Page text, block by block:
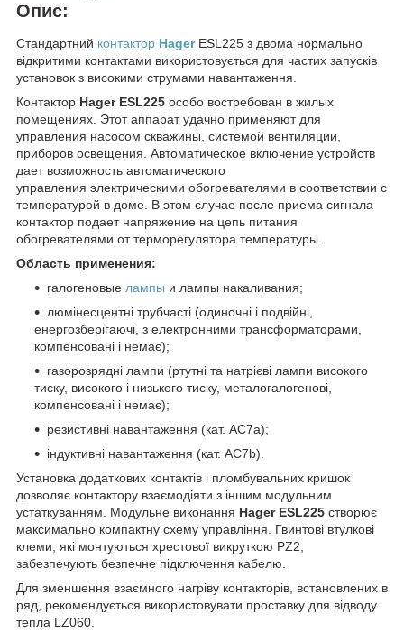
Опис:
Стандартний контактор HagerESL225 з двома нормально
відкритими контактами використовується для частих запусків
установок з високими струмами навантаження.
Контактор Hager ESL225 особо востребован в жилых
помещениях. Этот аппарат удачно применяют для
управления насосом скважины, системой вентиляции,
приборов освещения. Автоматическое включение устройств
дает возможность автоматического
управления электрическими обогревателями в соответствии с
температурой в доме. В этом случае после приема сигнала
контактор подает напряжение на цепь питания
обогревателями от терморегулятора температуры.
Область применения:
галогеновые лампы и лампы накаливания;
люмінесцентні трубчасті (одиночні і подвійні,
енергозберігаючі, з електронними трансформаторами,
компенсовані і немає);
газорозрядні лампи (ртутні та натрієві лампи високого
тиску, високого і низького тиску, металогалогенові,
компенсовані і немає);
резистивні навантаження (кат. АС7а);
індуктивні навантаження (кат. АС7b).
Установка додаткових контактів і пломбувальних кришок
дозволяє контактору взаємодіяти з іншим модульним
устаткуванням. Модульне виконання Hager ESL225 створює
максимально компактну схему управління. Гвинтові втулкові
клеми, які монтуються хрестової викруткою PZ2,
забезпечують безпечне підключення кабелю.
Для зменшення взаємного нагріву контакторів, встановлених в
ряд, рекомендується використовувати проставку для відводу
тепла LZ060.